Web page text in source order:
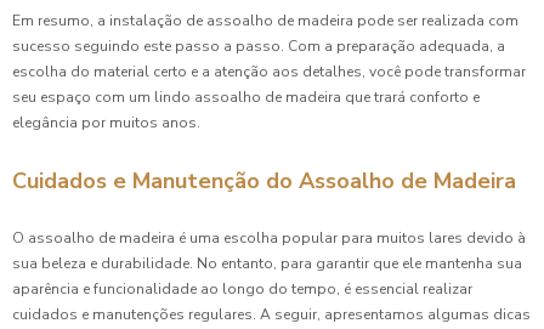
Em resumo, a instalação de assoalho de madeira pode ser realizada com
sucesso seguindo este passo a passo. Com a preparação adequada, a
escolha do material certo e a atenção aos detalhes, você pode transformar
seu espaço com um lindo assoalho de madeira que trará conforto e
elegância por muitos anos.
Cuidados e Manutenção do Assoalho de Madeira
O assoalho de madeira é uma escolha popular para muitos lares devido à
sua beleza e durabilidade. No entanto, para garantir que ele mantenha sua
aparência e funcionalidade ao longo do tempo, é essencial realizar
cuidados e manutenções regulares. A seguir, apresentamos algumas dicas